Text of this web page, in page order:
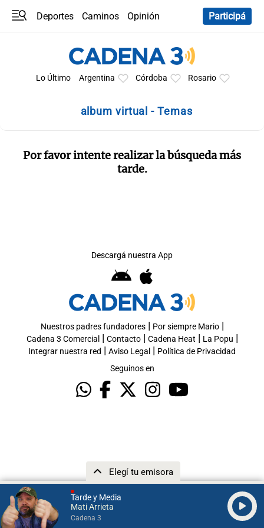
Tarde y Media
Mati Arrieta
Cadena 3
Elegí tu emisora
Deportes Caminos
Opinión
Participá
Lo Último Argentina Córdoba Rosario
album virtual - Temas
Por favor intente realizar la búsqueda más
tarde.
Descargá nuestra App
Nuestros padres fundadores| Por siempre Mario|
Cadena 3 Comercial | Contacto| Cadena Heat | La Popu |
Integrar nuestra red | Aviso Legal | Política de Privacidad
Seguinos en